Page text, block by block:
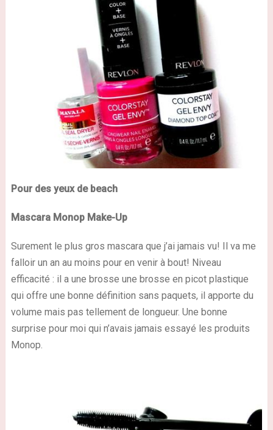
Pour des yeux de beach
MascaraMonop Make-Up
Surement le plus gros mascara que j’ai jamais vu! Il va me
falloir un an au moins pour en venir à bout! Niveau
efficacité : il a une brosse une brosse en picot plastique
qui offre une bonne définition sans paquets, il apporte du
volume mais pas tellement de longueur. Une bonne
surprise pour moi qui n’avais jamais essayé les produits
Monop.